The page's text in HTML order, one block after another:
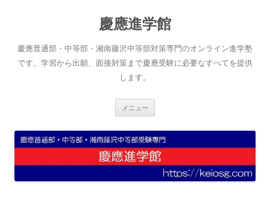
へ
ス
キ
慶應進学館
慶應普通部・中等部・湘南藤沢中等部対策専門のオンライン進学塾
です。学習から出願、面接対策まで慶應受験に必要なすべてを提供
します。
メニュー